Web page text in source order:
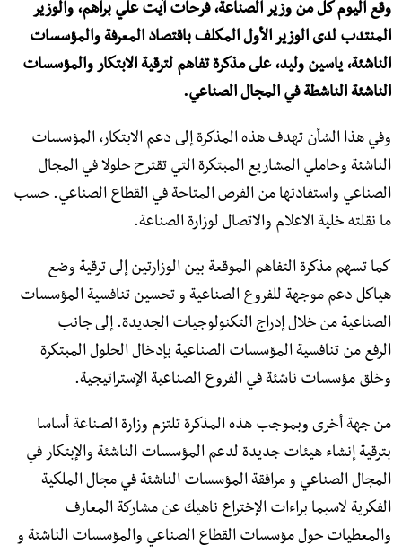
وقع اليوم كل من وزير الصناعة، فرحات آيت علي براهم، والوزير
المنتدب لدى الوزير الأول المكلف باقتصاد المعرفة والمؤسسات
الناشئة، ياسين وليد، على مذكرة تفاهم لترقية الابتكار والمؤسسات
الناشئة الناشطة في المجال الصناعي.
وفي هذا الشأن تهدف هذه المذكرة إلى دعم الابتكار، المؤسسات
الناشئة وحاملي المشاريع المبتكرة التي تقترح حلولا في المجال
الصناعي واستفادتها من الفرص المتاحة في القطاع الصناعي. حسب
ما نقلته خلية الاعلام والاتصال لوزارة الصناعة.
كما تسهم مذكرة التفاهم الموقعة بين الوزارتين إلى ترقية وضع
هياكل دعم موجهة للفروع الصناعية و تحسين تنافسية المؤسسات
الصناعية من خلال إدراج التكنولوجيات الجديدة. إلى جانب
الرفع من تنافسية المؤسسات الصناعية بإدخال الحلول المبتكرة
وخلق مؤسسات ناشئة في الفروع الصناعية الإستراتيجية.
من جهة أخرى وبموجب هذه المذكرة تلتزم وزارة الصناعة أساسا
بترقية إنشاء هيئات جديدة لدعم المؤسسات الناشئة والإبتكار في
المجال الصناعي و مرافقة المؤسسات الناشئة في مجال الملكية
الفكرية لاسيما براءات الإختراع ناهيك عن مشاركة المعارف
والمعطيات حول مؤسسات القطاع الصناعي والمؤسسات الناشئة و